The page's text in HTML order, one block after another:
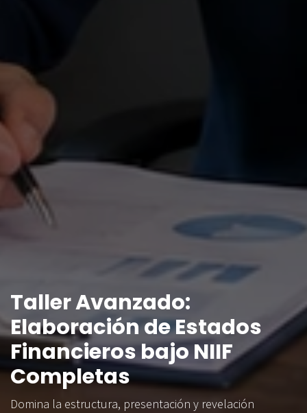
Taller Avanzado:
Elaboración de Estados
Financieros bajo NIIF
Completas
Domina la estructura, presentación y revelación